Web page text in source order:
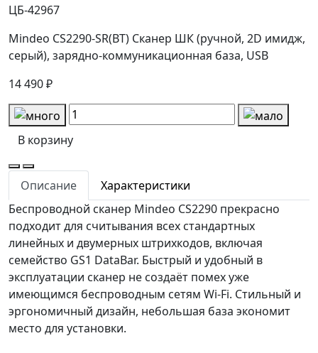
ЦБ-42967
Mindeo CS2290-SR(BT) Сканер ШК (ручной, 2D имидж,
серый), зарядно-коммуникационная база, USB
14 490 ₽
В корзину
Описание
Характеристики
Беспроводной сканер Mindeo CS2290 прекрасно
подходит для считывания всех стандартных
линейных и двумерных штрихкодов, включая
семейство GS1 DataBar. Быстрый и удобный в
эксплуатации сканер не создаёт помех уже
имеющимся беспроводным сетям Wi-Fi. Стильный и
эргономичный дизайн, небольшая база экономит
место для установки.